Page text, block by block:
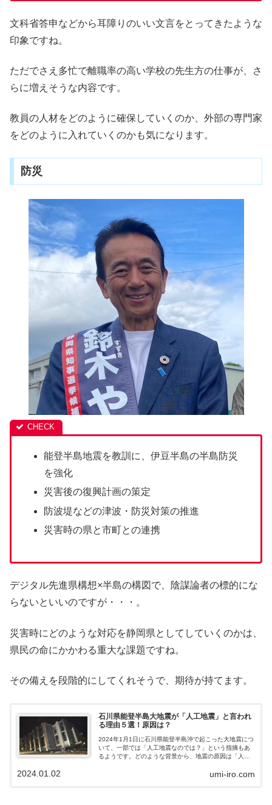
文科省答申などから耳障りのいい文言をとってきたような
印象ですね。
ただでさえ多忙で離職率の高い学校の先生方の仕事が、さ
らに増えそうな内容です。
教員の人材をどのように確保していくのか、外部の専門家
をどのように入れていくのかも気になります。
防災
能登半島地震を教訓に、伊豆半島の半島防災
を強化
災害後の復興計画の策定
防波堤などの津波・防災対策の推進
災害時の県と市町との連携
デジタル先進県構想×半島の構図で、陰謀論者の標的にな
らないといいのですが・・・。
災害時にどのような対応を静岡県としてしていくのかは、
県民の命にかかわる重大な課題ですね。
その備えを段階的にしてくれそうで、期待が持てます。
石川県能登半島大地震が「人工地震」と言われ
る理由５選！原因は？
2024年1月1日に石川県能登半島沖で起こった大地震につ
いて、一部では「人工地震なのでは？」という指摘もあ
るようです。どのような背景から、地震の原因は「人工
を解説します。石川県能登半島沖地震の原因は人工地
umi-iro.com
2024.01.02